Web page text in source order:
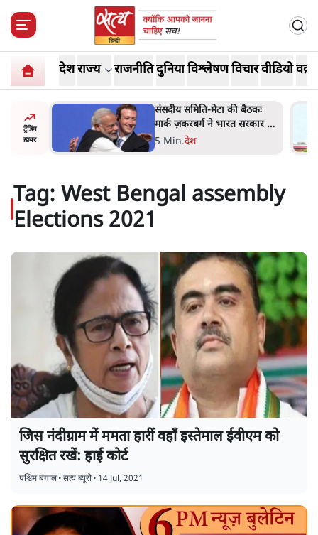
देशराज्य राजनीतिदुनियाविश्लेषणविचारवीडियो
ट्रेंडिंग
ख़बर
से
जंतर-मंतर प्रोटेस्ट- 'ताकतवर
सरकार के नाम पर आक्रामकता न
दिखाए पुलिस, जेन जी को सुने':
5 Min.देश
Tag: West Bengal assembly
Elections 2021
जिस नंदीग्राम में ममता हारीं वहाँ इस्तेमाल ईवीएम को
सुरक्षित रखें: हाई कोर्ट
पश्चिम बंगाल•सत्य ब्यूरो• 14 Jul, 2021